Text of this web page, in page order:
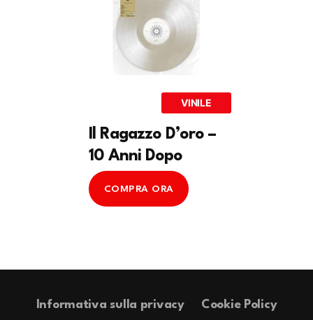
VINILE
Il Ragazzo D’oro –
10 Anni Dopo
COMPRA ORA
Informativa sulla privacy Cookie Policy